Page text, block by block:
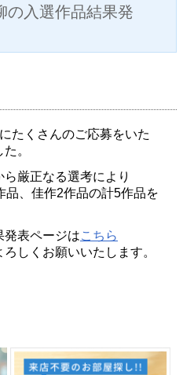
の入選作品結果発
たくさんのご応募をいた
。
厳正なる選考により
品、佳作2作品の計5作品を
発表ページはこちら
しくお願いいたします。